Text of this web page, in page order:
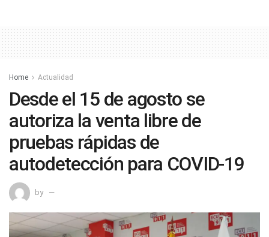
Home Actualidad
Desde el 15 de agosto se
autoriza la venta libre de
pruebas rápidas de
autodetección para COVID-19
by